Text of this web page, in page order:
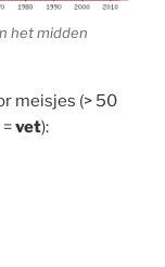
het midden
meisjes (> 50
vet):